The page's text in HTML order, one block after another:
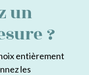
un
?
entièrement
les